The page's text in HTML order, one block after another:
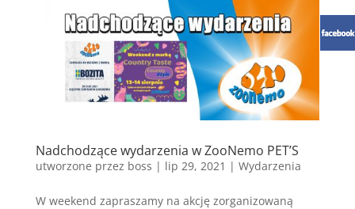
Nadchodzące wydarzenia w ZooNemo PET’S
utworzone przez boss | lip 29, 2021 | Wydarzenia
W weekend zapraszamy na akcję zorganizowaną